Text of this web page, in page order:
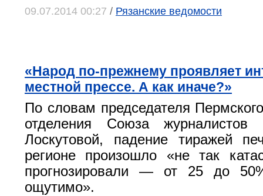
09.07.2014 00:27 / Рязанские ведомости
«Народ по-прежнему проявляет
местной прессе. А как иначе?»
По словам председателя
отделения Союза журналистов
Лоскутовой, падение тиражей
регионе произошло «не так
прогнозировали — от 25 до
ощутимо».